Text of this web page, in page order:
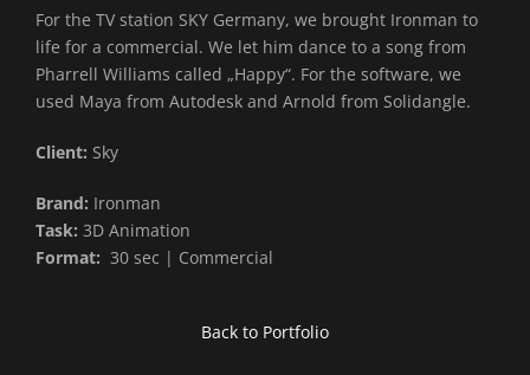
For the TV station SKY Germany, we brought Ironman to
life for a commercial. We let him dance to a song from
Pharrell Williams called „Happy“. For the software, we
used Maya from Autodesk and Arnold from Solidangle.
Client: Sky
Brand: Ironman
Task: 3D Animation
Format: 30 sec | Commercial
Back to Portfolio